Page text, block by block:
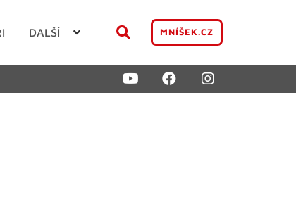
DALŠÍ MNÍŠEK.CZ